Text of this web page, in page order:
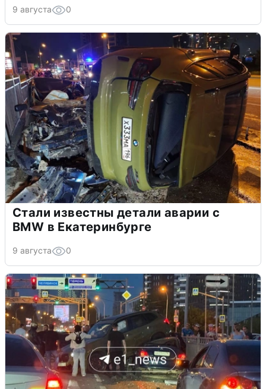
9 августа 0
Стали известны детали аварии с
BMW в Екатеринбурге
9 августа 0